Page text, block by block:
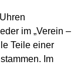
im „Verein –
Teile einer
Im